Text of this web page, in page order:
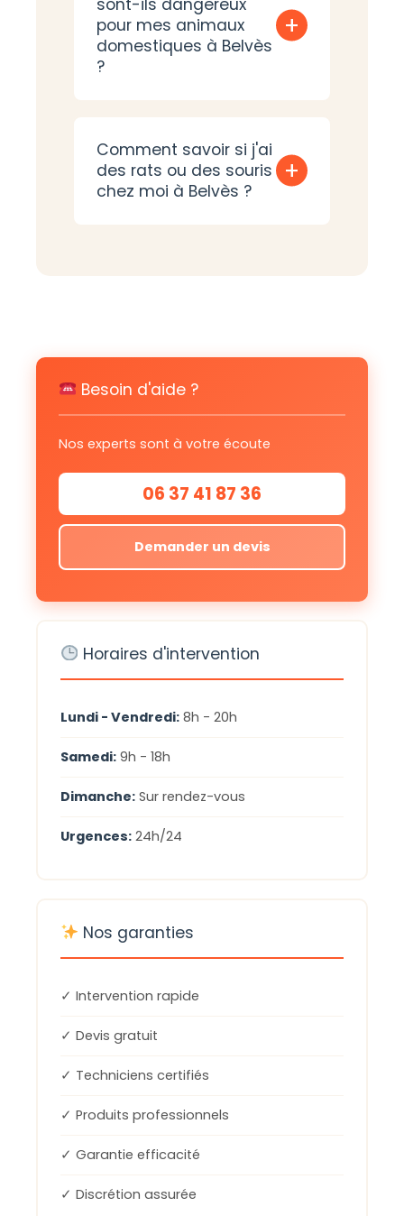
pour mes animaux
domestiques à Belvès
?
+
Comment savoir si j'ai
des rats ou des souris
chez moi à Belvès ?
+
Besoin d'aide ?
Nos experts sont à votre écoute
06 37 41 87 36
Demander un devis
Horaires d'intervention
Lundi - Vendredi: 8h - 20h
Samedi: 9h - 18h
Dimanche: Sur rendez-vous
Urgences: 24h/24
Nos garanties
✓ Intervention rapide
✓ Devis gratuit
✓ Techniciens certifiés
✓ Produits professionnels
✓ Garantie efficacité
✓ Discrétion assurée